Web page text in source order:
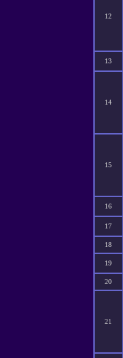
12
13
14
15
16
17
18
19
20
21